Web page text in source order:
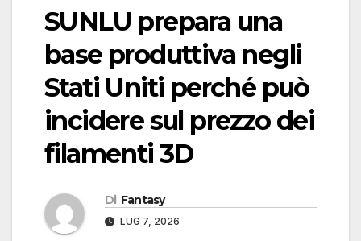
SUNLU prepara una
base produttiva negli
Stati Uniti perché può
incidere sul prezzo dei
filamenti 3D
Di Fantasy
LUG 7, 2026